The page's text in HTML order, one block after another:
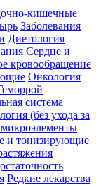
кишечные
Заболевания
Диетология
Сердце и
кровообращение
Онкология
система
(без ухода за
и тонизирующие
Редкие лекарства